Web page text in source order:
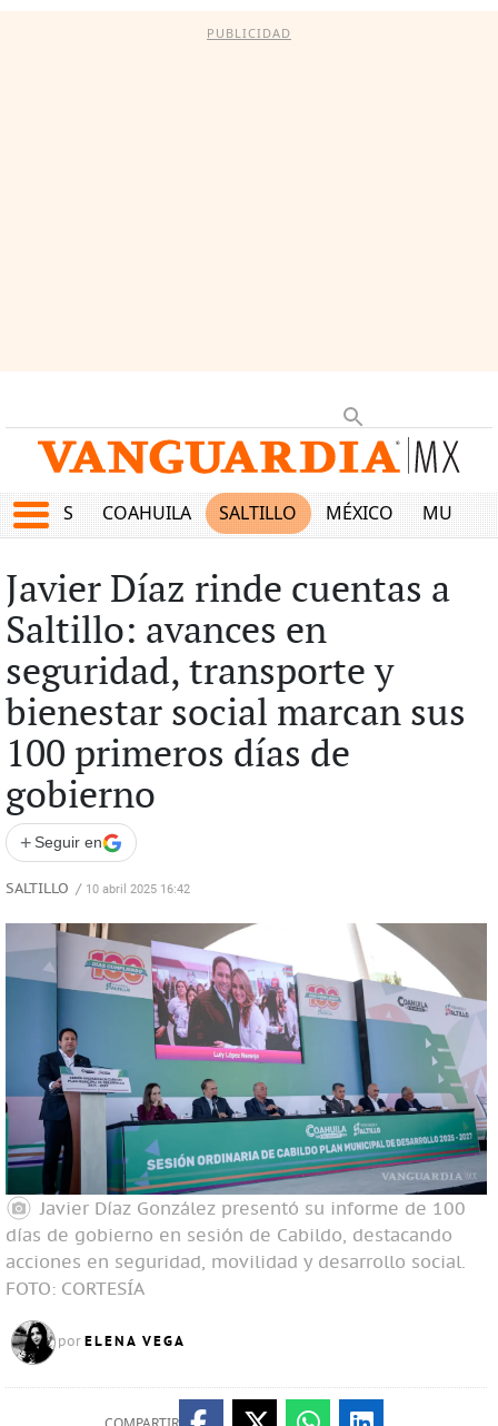
PUBLICIDAD
JUEGOS COAHUILA SALTILLO MÉXICO MUNDO
Javier Díaz rinde cuentas a
Saltillo: avances en
seguridad, transporte y
bienestar social marcan sus
100 primeros días de
gobierno
+ Seguir en
SALTILLO / 10 abril 2025 16:42
Javier Díaz González presentó su informe de 100
días de gobierno en sesión de Cabildo, destacando
acciones en seguridad, movilidad y desarrollo social.
FOTO: CORTESÍA
por ELENA VEGA